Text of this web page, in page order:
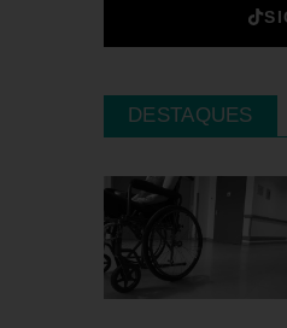
DESTAQUES